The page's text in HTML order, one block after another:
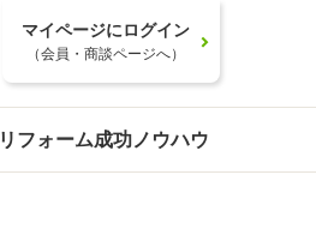
マイページにログイン
（会員・商談ページへ）
リフォーム成功ノウハウ